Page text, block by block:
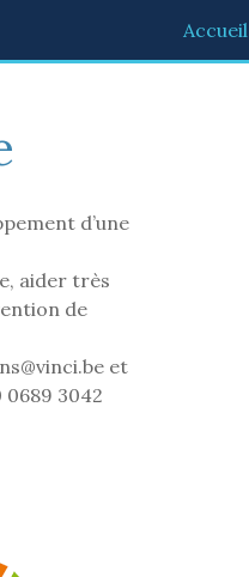
Accueil
d’une
aider très
de
et
3042